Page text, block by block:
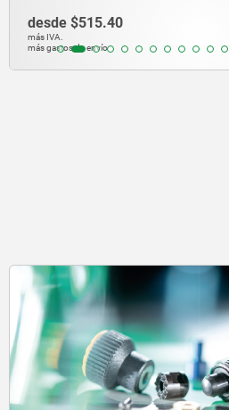
DETALLES
más gastos de envío